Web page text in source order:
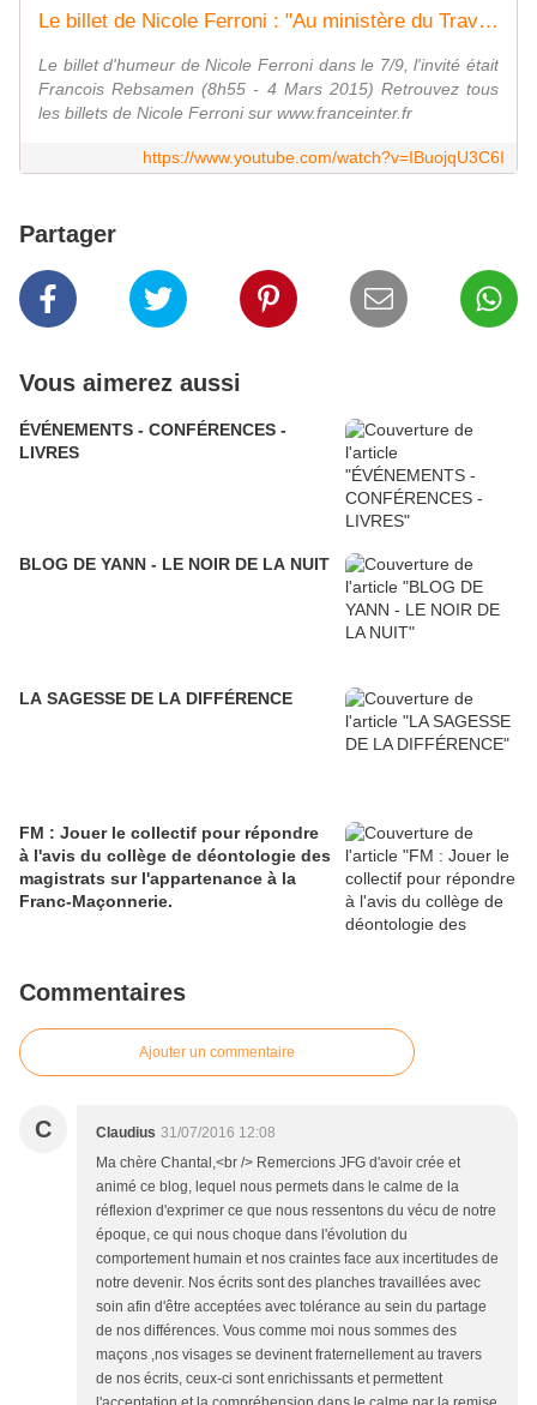
Le billet de Nicole Ferroni : "Au ministère du Travail, apparamment, il y a du boulot"
Le billet d'humeur de Nicole Ferroni dans le 7/9, l'invité était
Francois Rebsamen (8h55 - 4 Mars 2015) Retrouvez tous
les billets de Nicole Ferroni sur www.franceinter.fr
https://www.youtube.com/watch?v=IBuojqU3C6I
Partager
Vous aimerez aussi
ÉVÉNEMENTS - CONFÉRENCES -
LIVRES
BLOG DE YANN - LE NOIR DE LA NUIT
LA SAGESSE DE LA DIFFÉRENCE
FM : Jouer le collectif pour répondre
à l'avis du collège de déontologie des
magistrats sur l'appartenance à la
Franc-Maçonnerie.
Commentaires
Ajouter un commentaire
C Claudius 31/07/2016 12:08
Ma chère Chantal,<br /> Remercions JFG d'avoir crée et
animé ce blog, lequel nous permets dans le calme de la
réflexion d'exprimer ce que nous ressentons du vécu de notre
époque, ce qui nous choque dans l'évolution du
comportement humain et nos craintes face aux incertitudes de
notre devenir. Nos écrits sont des planches travaillées avec
soin afin d'être acceptées avec tolérance au sein du partage
de nos différences. Vous comme moi nous sommes des
maçons ,nos visages se devinent fraternellement au travers
de nos écrits, ceux-ci sont enrichissants et permettent